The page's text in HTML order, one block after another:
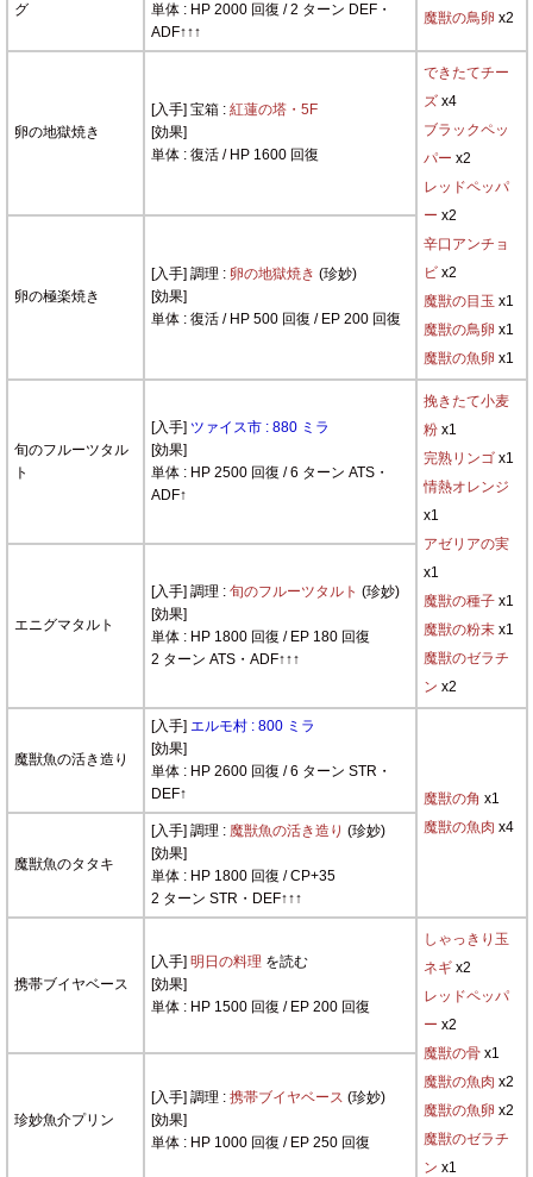
魔獣の鳥卵 x2
グ
単体 : HP 2000 回復 / 2 ターン DEF・
ADF↑↑↑
卵の地獄焼き
[入手] 宝箱 : 紅蓮の塔・5F
[効果]
単体 : 復活 / HP 1600 回復
できたてチー
ズx4
ブラックペッ
パー x2
レッドペッパ
ー x2
辛口アンチョ
ビx2
魔獣の目玉 x1
魔獣の鳥卵 x1
魔獣の魚卵 x1
卵の極楽焼き
[入手] 調理 : 卵の地獄焼き (珍妙)
[効果]
単体 : 復活 / HP 500 回復 / EP 200 回復
旬のフルーツタル
ト
[入手] ツァイス市 : 880 ミラ
[効果]
単体 : HP 2500 回復 / 6 ターン ATS・
ADF↑
挽きたて小麦
粉x1
完熟リンゴx1
情熱オレンジ
x1
アゼリアの実
x1
魔獣の種子x1
魔獣の粉末x1
魔獣のゼラチ
ン x2
エニグマタルト
[入手] 調理 : 旬のフルーツタルト (珍妙)
[効果]
単体 : HP 1800 回復 / EP 180 回復
2 ターン ATS・ADF↑↑↑
魔獣魚の活き造り
[入手] エルモ村 : 800 ミラ
[効果]
単体 : HP 2600 回復 / 6 ターン STR・
DEF↑
魔獣の角 x1
魔獣の魚肉 x4
魔獣魚のタタキ
[入手] 調理 : 魔獣魚の活き造り (珍妙)
[効果]
単体 : HP 1800 回復 / CP+35
2 ターン STR・DEF↑↑↑
携帯ブイヤベース
[入手] 明日の料理 を読む
[効果]
単体 : HP 1500 回復 / EP 200 回復
しゃっきり玉
ネギx2
レッドペッパ
ー x2
魔獣の骨x1
魔獣の魚肉 x2
魔獣の魚卵 x2
魔獣のゼラチ
ン x1
珍妙魚介プリン
[入手] 調理 : 携帯ブイヤベース (珍妙)
[効果]
単体 : HP 1000 回復 / EP 250 回復